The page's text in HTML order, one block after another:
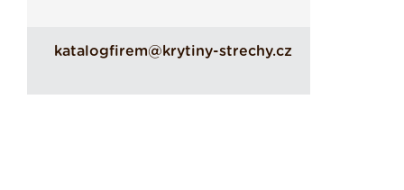
katalogfirem@krytiny-strechy.cz